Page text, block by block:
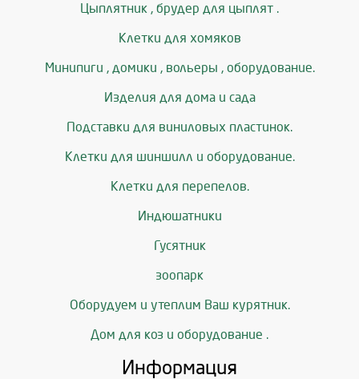
Цыплятник , брудер для цыплят .
Клетки для хомяков
Минипиги , домики , вольеры , оборудование.
Изделия для дома и сада
Подставки для виниловых пластинок.
Клетки для шиншилл и оборудование.
Клетки для перепелов.
Индюшатники
Гусятник
зоопарк
Оборудуем и утеплим Ваш курятник.
Дом для коз и оборудование .
Информация